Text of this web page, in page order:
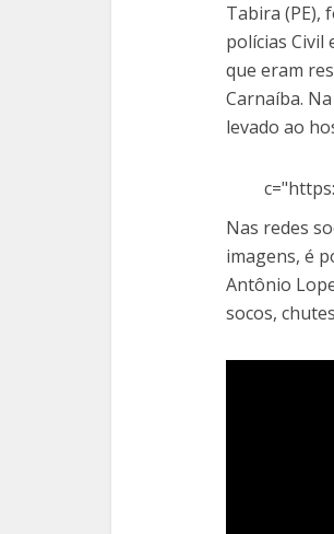
Tabira (PE),
polícias Civil
que eram
Carnaíba.
levado ao
Nas redes
imagens, é
Antônio
socos,